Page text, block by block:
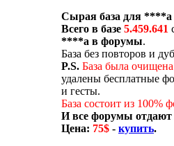
Сырая база для ****а
Всего в базе 5.459.641
****а в форумы.
База без повторов и
P.S. База была
удалены бесплатные
и гесты.
База состоит из 100%
И все форумы отдают
Цена: 75$ - купить.